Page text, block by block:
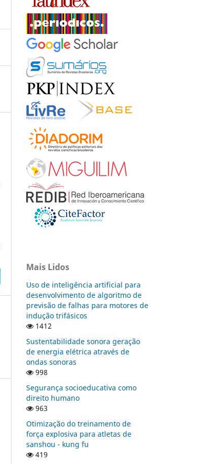
Mais Lidos
Uso de inteligência artificial para
desenvolvimento de algoritmo de
previsão de falhas para motores de
indução trifásicos
1412
Sustentabilidade sonora geração
de energia elétrica através de
ondas sonoras
998
Segurança socioeducativa como
direito humano
963
Otimização do treinamento de
força explosiva para atletas de
sanshou - kung fu
419